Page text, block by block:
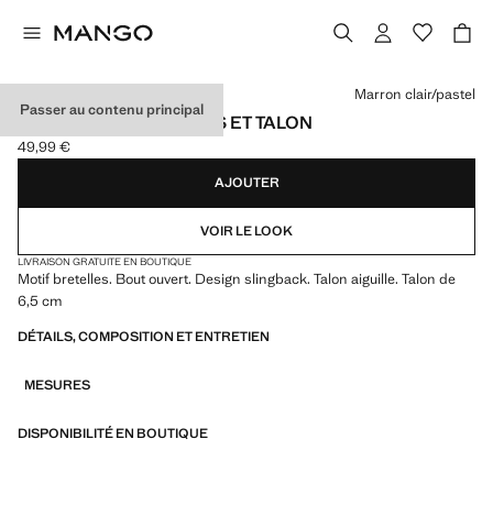
Passer au contenu principal
SANDALES À LANIÈRES ET TALON
Prix actuel [49,99 € ]
49,99 €
Choisissez une couleur
Marron clair/pastel
AJOUTER
VOIR LE LOOK
LIVRAISON GRATUITE EN BOUTIQUE
Motif bretelles. Bout ouvert. Design slingback. Talon aiguille. Talon de
6,5 cm
DÉTAILS, COMPOSITION ET ENTRETIEN
MESURES
DISPONIBILITÉ EN BOUTIQUE